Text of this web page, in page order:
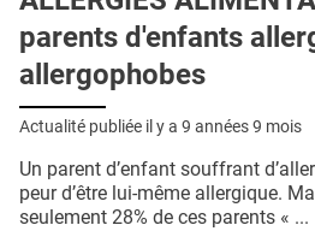
parents d'enfants
allergophobes
Actualité publiée il y a 9 années 9 mois
Un parent d’enfant souffrant
peur d’être lui-même allergique.
seulement 28% de ces parents « ...